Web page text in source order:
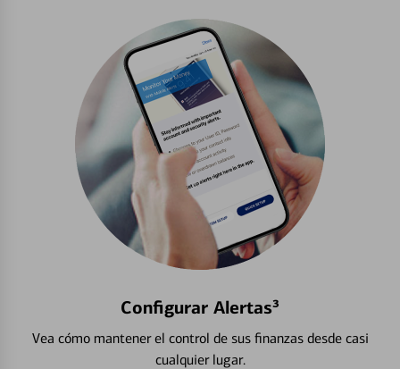
Configurar Alertas³
Vea cómo mantener el control de sus finanzas desde casi
cualquier lugar.